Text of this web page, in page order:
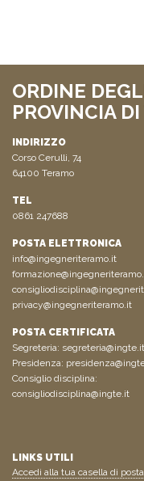
ORDINE
PROVINCIA
INDIRIZZO
Corso Cerulli, 74
64100 Teramo
TEL
0861 247688
POSTA ELETTRONICA
info@ingegneriteramo.it
privacy@ingegneriteramo.it
POSTA CERTIFICATA
Segreteria: segreteria@ingte.it
Presidenza:
Consiglio disciplina:
consigliodisciplina@ingte.it
LINKS UTILI
Accedi alla tua casella di